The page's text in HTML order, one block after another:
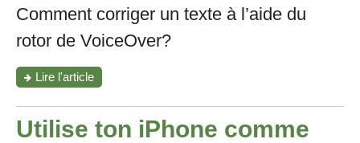
Comment corriger un texte à l’aide du
rotor de VoiceOver?
Lire l'article"Correction
de
texte
avec
un
Utilise ton iPhone comme